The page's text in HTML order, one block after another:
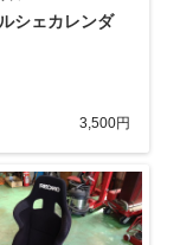
シェカレンダ
3,500円